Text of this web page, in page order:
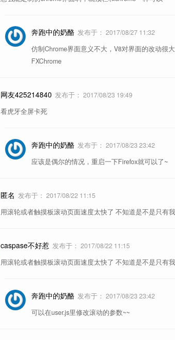
奔跑中的奶酪 发布于： 2017/08/27 11:32
仿制Chrome界面意义不大，V8对界面的改动很
FXChrome
网友425214840 发布于： 2017/08/23 19:49
看虎牙全屏卡死
奔跑中的奶酪 发布于： 2017/08/23 23:42
应该是偶尔的情况，重启一下Firefox就可以了~
匿名 发布于： 2017/08/22 11:15
用滚轮或者触摸板滚动页面速度太快了 不知道是不是只有
caspase不好惹 发布于： 2017/08/22 11:15
用滚轮或者触摸板滚动页面速度太快了 不知道是不是只有
奔跑中的奶酪 发布于： 2017/08/23 23:42
可以在user.js里修改滚动的参数~~